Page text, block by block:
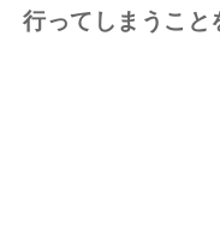
行ってしまうこ